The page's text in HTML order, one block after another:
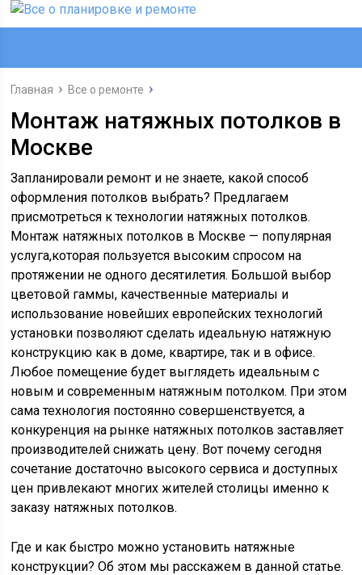
Главная Все о ремонте
Монтаж натяжных потолков в
Москве
Запланировали ремонт и не знаете, какой способ
оформления потолков выбрать? Предлагаем
присмотреться к технологии натяжных потолков.
Монтаж натяжных потолков в Москве — популярная
услуга,которая пользуется высоким спросом на
протяжении не одного десятилетия. Большой выбор
цветовой гаммы, качественные материалы и
использование новейших европейских технологий
установки позволяют сделать идеальную натяжную
конструкцию как в доме, квартире, так и в офисе.
Любое помещение будет выглядеть идеальным с
новым и современным натяжным потолком. При этом
сама технология постоянно совершенствуется, а
конкуренция на рынке натяжных потолков заставляет
производителей снижать цену. Вот почему сегодня
сочетание достаточно высокого сервиса и доступных
цен привлекают многих жителей столицы именно к
заказу натяжных потолков.
Где и как быстро можно установить натяжные
конструкции? Об этом мы расскажем в данной статье.